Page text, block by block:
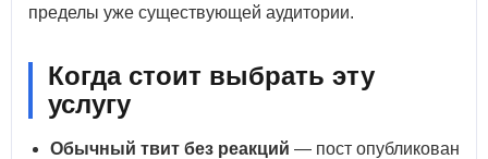
пределы уже существующей аудитории.
Когда стоит выбрать эту
услугу
Обычный твит без реакций — пост опубликован